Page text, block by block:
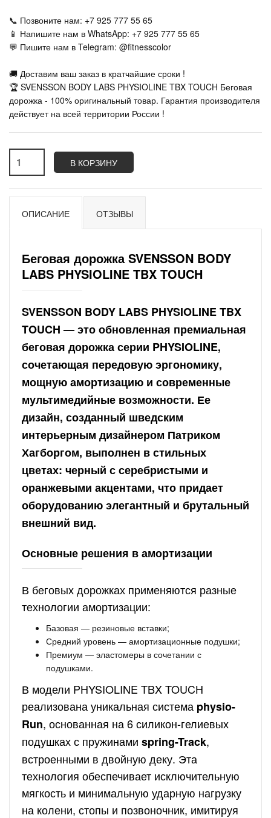
📞 Позвоните нам: +7 925 777 55 65
📱 Напишите нам в WhatsApp: +7 925 777 55 65
💬 Пишите нам в Telegram: @fitnesscolor
🚚 Доставим ваш заказ в кратчайшие сроки !
🏆 SVENSSON BODY LABS PHYSIOLINE TBX TOUCH Беговая
дорожка - 100% оригинальный товар. Гарантия производителя
действует на всей территории России !
В КОРЗИНУ
ОПИСАНИЕ ОТЗЫВЫ
Беговая дорожка SVENSSON BODY
LABS PHYSIOLINE TBX TOUCH
SVENSSON BODY LABS PHYSIOLINE TBX
TOUCH — это обновленная премиальная
беговая дорожка серии PHYSIOLINE,
сочетающая передовую эргономику,
мощную амортизацию и современные
мультимедийные возможности. Ее
дизайн, созданный шведским
интерьерным дизайнером Патриком
Хагборгом, выполнен в стильных
цветах: черный с серебристыми и
оранжевыми акцентами, что придает
оборудованию элегантный и брутальный
внешний вид.
Основные решения в амортизации
В беговых дорожках применяются разные
технологии амортизации:
Базовая — резиновые вставки;
Средний уровень — амортизационные подушки;
Премиум — эластомеры в сочетании с
подушками.
В модели PHYSIOLINE TBX TOUCH
реализована уникальная система physio-
Run, основанная на 6 силикон-гелиевых
подушках с пружинами spring-Track,
встроенными в двойную деку. Эта
технология обеспечивает исключительную
мягкость и минимальную ударную нагрузку
на колени, стопы и позвоночник, имитируя